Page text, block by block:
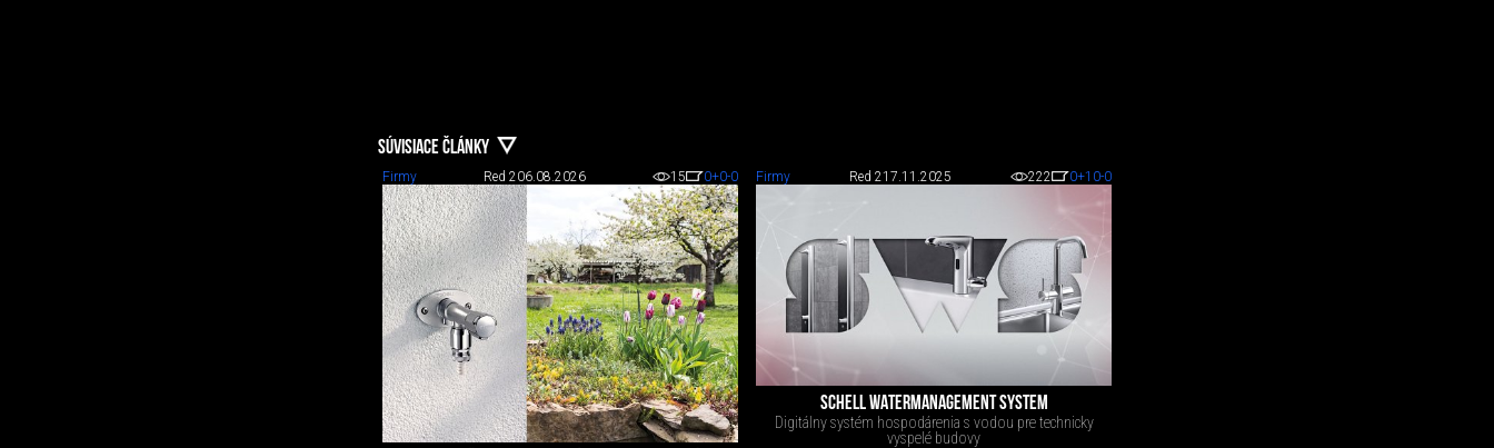
SÚVISIACE ČLÁNKY
Firmy Red 206.08.2026 15 0+0-0 Firmy Red 217.11.2025 222 0+10-0
SCHELL WATERMANAGEMENT SYSTEM
Digitálny systém hospodárenia s vodou pre technicky
vyspelé budovy